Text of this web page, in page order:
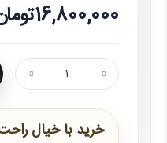
16,800,000تومان
خرید با خیال